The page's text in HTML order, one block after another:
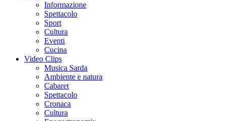
Informazione
Spettacolo
Sport
Cultura
Eventi
Cucina
Video Clips
Musica Sarda
Ambiente e natura
Cabaret
Spettacolo
Cronaca
Cultura